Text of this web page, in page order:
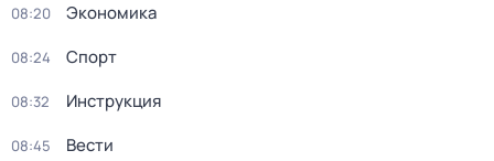
08:20 Экономика
08:24 Спорт
08:32 Инструкция
08:45 Вести